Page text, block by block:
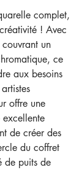
complet,
! Avec
un
ce
aux besoins
offre une
de créer des
du coffret
de puits de